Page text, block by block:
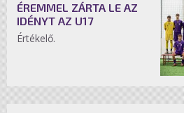
ÉREMMEL ZÁRTA LE AZ
IDÉNYT AZ U17
Értékelő.